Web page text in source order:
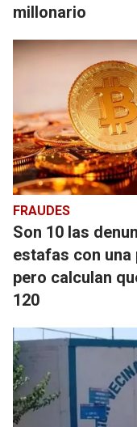
millonario
FRAUDES
Son 10 las
estafas con
pero calculan
120